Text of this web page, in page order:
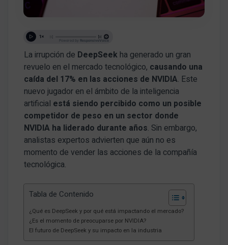
La irrupción de DeepSeek ha generado un gran
revuelo en el mercado tecnológico, causando una
caída del 17% en las acciones de NVIDIA. Este
nuevo jugador en el ámbito de la inteligencia
artificial está siendo percibido como un posible
competidor de peso en un sector donde
NVIDIA ha liderado durante años. Sin embargo,
analistas expertos advierten que aún no es
momento de vender las acciones de la compañía
tecnológica.
Tabla de Contenido
¿Qué es DeepSeek y por qué está impactando el mercado?
¿Es el momento de preocuparse por NVIDIA?
El futuro de DeepSeek y su impacto en la industria